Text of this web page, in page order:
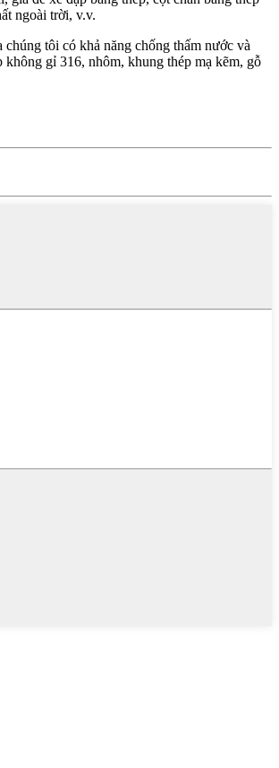
ngoài trời, v.v.
tôi có khả năng chống thấm nước và
gỉ 316, nhôm, khung thép mạ kẽm, gỗ